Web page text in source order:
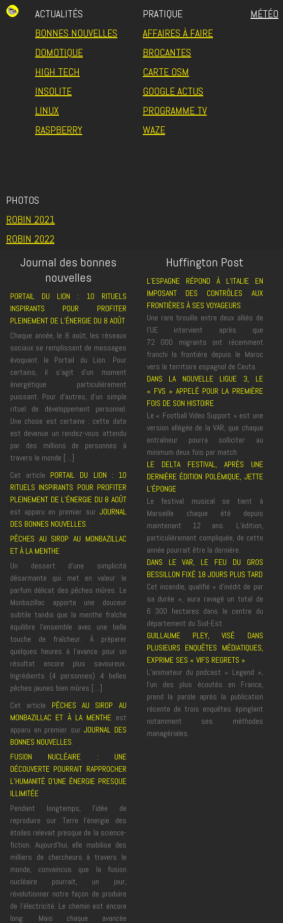
ACTUALITÉS
BONNES NOUVELLES
DOMOTIQUE
HIGH TECH
INSOLITE
LINUX
RASPBERRY
PRATIQUE
AFFAIRES À FAIRE
BROCANTES
CARTE OSM
GOOGLE ACTUS
PROGRAMME TV
WAZE
MÉTÉO
PHOTOS
ROBIN 2021
ROBIN 2022
Journal des bonnes
nouvelles
PORTAIL DU LION : 10 RITUELS
INSPIRANTS POUR PROFITER
PLEINEMENT DE L’ÉNERGIE DU 8 AOÛT
Chaque année, le 8 août, les réseaux
sociaux se remplissent de messages
évoquant le Portail du Lion. Pour
certains, il s’agit d’un moment
énergétique particulièrement
puissant. Pour d’autres, d’un simple
rituel de développement personnel.
Une chose est certaine : cette date
est devenue un rendez-vous attendu
par des millions de personnes à
travers le monde […]
Cet article PORTAIL DU LION : 10
RITUELS INSPIRANTS POUR PROFITER
PLEINEMENT DE L’ÉNERGIE DU 8 AOÛT
est apparu en premier sur JOURNAL
DES BONNES NOUVELLES.
PÊCHES AU SIROP AU MONBAZILLAC
ET À LA MENTHE
Un dessert d’une simplicité
désarmante qui met en valeur le
parfum délicat des pêches mûres. Le
Monbazillac apporte une douceur
subtile tandis que la menthe fraîche
équilibre l’ensemble avec une belle
touche de fraîcheur. À préparer
quelques heures à l’avance pour un
résultat encore plus savoureux.
Ingrédients (4 personnes) 4 belles
pêches jaunes bien mûres […]
Cet article PÊCHES AU SIROP AU
MONBAZILLAC ET À LA MENTHE est
apparu en premier surJOURNAL DES
BONNES NOUVELLES.
FUSION NUCLÉAIRE : UNE
DÉCOUVERTE POURRAIT RAPPROCHER
L’HUMANITÉ D’UNE ÉNERGIE PRESQUE
ILLIMITÉE
Pendant longtemps, l’idée de
reproduire sur Terre l’énergie des
étoiles relevait presque de la science-
fiction. Aujourd’hui, elle mobilise des
milliers de chercheurs à travers le
monde, convaincus que la fusion
nucléaire pourrait, un jour,
révolutionner notre façon de produire
de l’électricité. Le chemin est encore
long. Mais chaque avancée
Huffington Post
L’ESPAGNE RÉPOND À L’ITALIE EN
IMPOSANT DES CONTRÔLES AUX
FRONTIÈRES À SES VOYAGEURS
Une rare brouille entre deux alliés de
l’UE intervient après que
72 000 migrants ont récemment
franchi la frontière depuis le Maroc
vers le territoire espagnol de Ceuta.
DANS LA NOUVELLE LIGUE 3, LE
« FVS » APPELÉ POUR LA PREMIÈRE
FOIS DE SON HISTOIRE
Le « Football Video Support » est une
version allégée de la VAR, que chaque
entraîneur pourra solliciter au
minimum deux fois par match.
LE DELTA FESTIVAL, APRÈS UNE
DERNIÈRE ÉDITION POLÉMIQUE, JETTE
L’ÉPONGE
Le festival musical se tient à
Marseille chaque été depuis
maintenant 12 ans. L’édition,
particulièrement compliquée, de cette
année pourrait être la dernière.
DANS LE VAR, LE FEU DU GROS
BESSILLON FIXÉ 18 JOURS PLUS TARD
Cet incendie, qualifié « d’inédit de par
sa durée », aura ravagé un total de
6 300 hectares dans le centre du
département du Sud-Est.
GUILLAUME PLEY, VISÉ DANS
PLUSIEURS ENQUÊTES MÉDIATIQUES,
EXPRIME SES « VIFS REGRETS »
L’animateur du podcast « Legend »,
l’un des plus écoutés en France,
prend la parole après la publication
récente de trois enquêtes épinglant
notamment ses méthodes
managériales.